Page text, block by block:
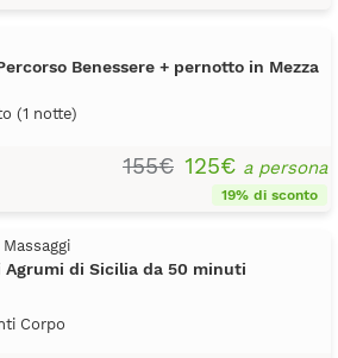
Benessere + pernotto in Mezza
(1 notte)
155€ 125€ a persona
19% di sconto
di Sicilia da 50 minuti
Corpo